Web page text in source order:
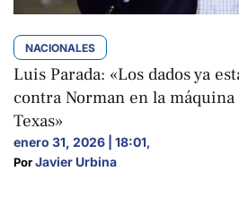
NACIONALES
Luis Parada: «Los dados ya
contra Norman en la
Texas»
enero 31, 2026 | 18:01,
Por Javier Urbina